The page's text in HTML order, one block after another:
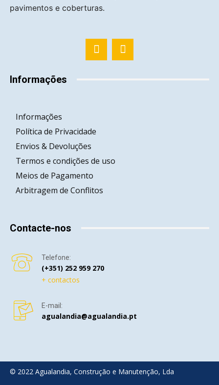
pavimentos e coberturas.
Informações
Informações
Política de Privacidade
Envios & Devoluções
Termos e condições de uso
Meios de Pagamento
Arbitragem de Conflitos
Contacte-nos
Telefone:
(+351) 252 959 270
+ contactos
E-mail:
agualandia@agualandia.pt
© 2022 Agualandia, Construção e Manutenção, Lda